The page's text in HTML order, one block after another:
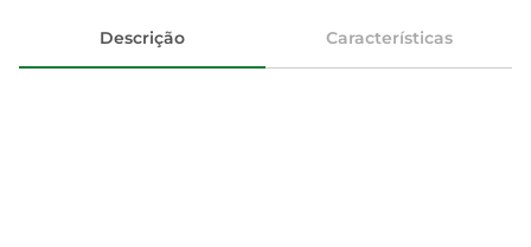
Descrição Características